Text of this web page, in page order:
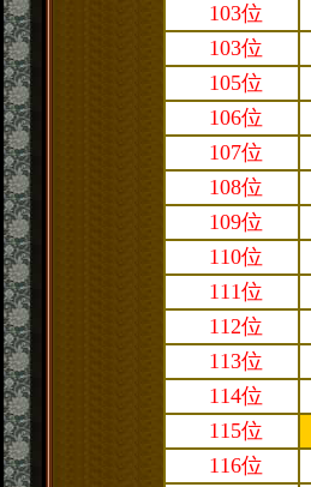
103位
103位
105位
106位
107位
108位
109位
110位
111位
112位
113位
114位
115位
116位